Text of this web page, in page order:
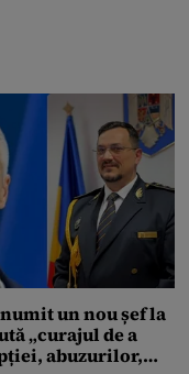
un nou șef la
„curajul de a
abuzurilor,